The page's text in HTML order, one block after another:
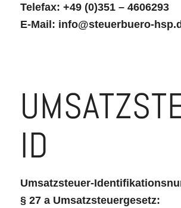
Telefax: +49 (0)351 – 4606293
E-Mail: info@steuerbuero-
ID
Umsatzsteuer-
§ 27 a Umsatzsteuergesetz: